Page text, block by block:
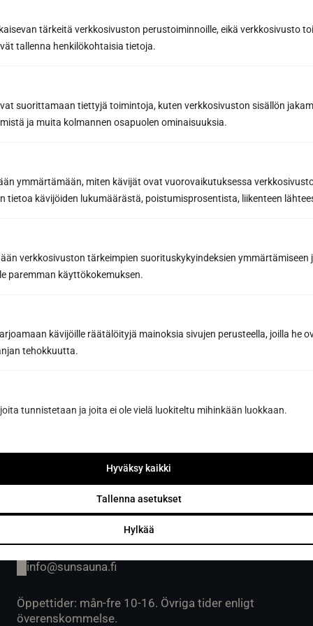
tärkeitä verkkosivuston perustoiminnoille, eikä verkkosivusto
tallenna henkilökohtaisia tietoja.
suorittamaan tiettyjä toimintoja, kuten verkkosivuston sisällön
ja muita kolmannen osapuolen ominaisuuksia.
ymmärtämään, miten kävijät ovat vuorovaikutuksessa
tietoa kävijöiden lukumäärästä, poistumisprosentista, liikenteen
verkkosivuston tärkeimpien suorituskykyindeksien ymmärtämiseen
paremman käyttökokemuksen.
kävijöille räätälöityjä mainoksia sivujen perusteella, joilla he
tehokkuutta.
tunnistetaan ja joita ei ole vielä luokiteltu mihinkään luokkaan.
Hylkää
Tallenna asetukset
Hyväksy kaikki
Sun Sauna Oy, Jyväskylä
040 3470 220
Öppet vardagar 9-16 eller enligt överenskommelse.
Avhämtning av gods på vardagar kl. 07.00-15.00
(i samband med Kannus-Talo)
info@sunsauna.fi
Öppettider: mån-fre 10-16. Övriga tider enligt
överenskommelse.